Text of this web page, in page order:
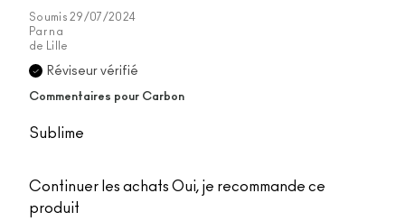
Soumis 29/07/2024
Par na
de
Lille
Réviseur vérifié
Commentaires pour Carbon
Sublime
Continuer les achats Oui, je recommande ce
produit